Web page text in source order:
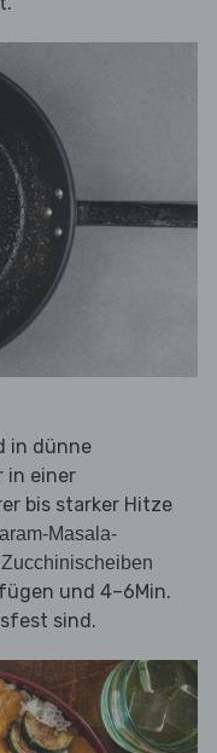
in dünne
in einer
bis starker Hitze
Masala-
Zucchinischeiben
und 4–6Min.
sind.